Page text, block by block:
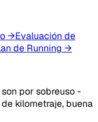
→Evaluación de
de Running →
por sobreuso -
kilometraje, buena